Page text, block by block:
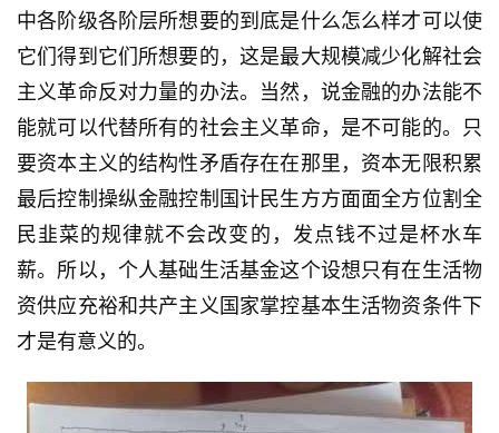
页
章
分
类
题
列
表
快
讯
中各阶级各阶层所想要的到底是什么怎么样才可以使
它们得到它们所想要的，这是最大规模减少化解社会
主义革命反对力量的办法。当然，说金融的办法能不
能就可以代替所有的社会主义革命，是不可能的。只
要资本主义的结构性矛盾存在在那里，资本无限积累
最后控制操纵金融控制国计民生方方面面全方位割全
民韭菜的规律就不会改变的，发点钱不过是杯水车
薪。所以，个人基础生活基金这个设想只有在生活物
资供应充裕和共产主义国家掌控基本生活物资条件下
才是有意义的。